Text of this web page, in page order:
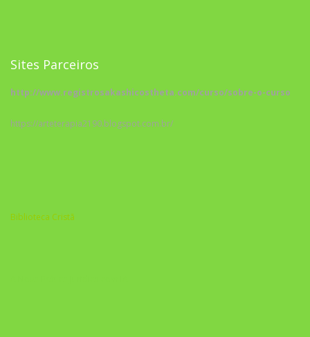
Sites Parceiros
http://www.registrosakashicostheta.com/curso/sobre-o-curso
https://arteterapia2190.blogspot.com.br/
Biblioteca Cristã